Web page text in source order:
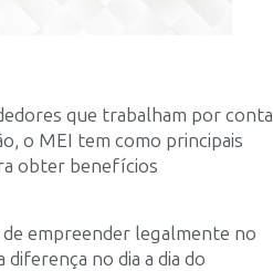
que trabalham por conta
o MEI tem como principais
obter benefícios
empreender legalmente no
no dia a dia do